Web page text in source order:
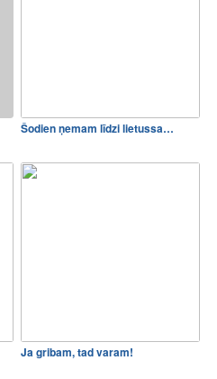
Šodien ņemam līdzi lietussa…
Ja gribam, tad varam!